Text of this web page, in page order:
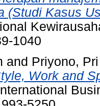
(Studi Kasus
1040
and Priyono, Pri
Work and